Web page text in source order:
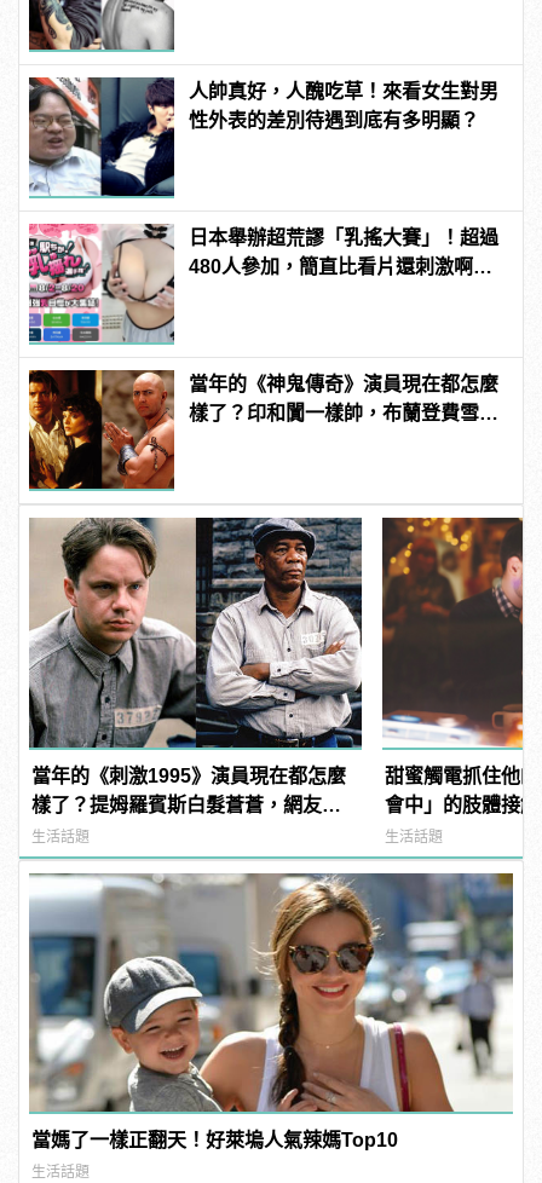
人帥真好，人醜吃草！來看女生對男
性外表的差別待遇到底有多明顯？
日本舉辦超荒謬「乳搖大賽」！超過
480人參加，簡直比看片還刺激啊！ |
當年的《神鬼傳奇》演員現在都怎麼
樣了？印和闐一樣帥，布蘭登費雪大
當年的《刺激1995》演員現在都怎麼
樣了？提姆羅賓斯白髮蒼蒼，網友
驚：快認不出來！
生活話題
甜蜜觸電抓住他
會中」的肢體接
manfashion這樣
生活話題
當媽了一樣正翻天！好萊塢人氣辣媽Top10
生活話題